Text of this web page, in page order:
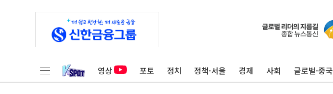
영상 포토 정치 정책·서울 경제 사회 글로벌·중국